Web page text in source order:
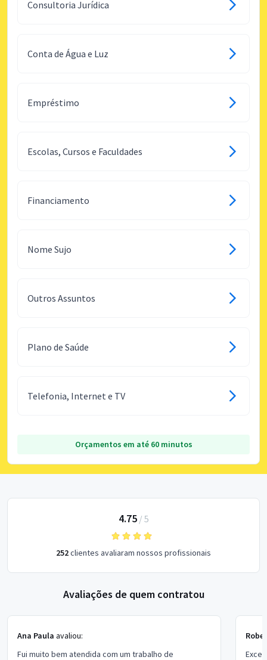
Consultoria Jurídica
Conta de Água e Luz
Empréstimo
Escolas, Cursos e Faculdades
Financiamento
Nome Sujo
Outros Assuntos
Plano de Saúde
Telefonia, Internet e TV
Orçamentos em até 60 minutos
4.75/ 5
252clientes avaliaram nossos profissionais
Avaliações de quem contratou
Ana Paula avaliou:
Fui muito bem atendida com um trabalho de